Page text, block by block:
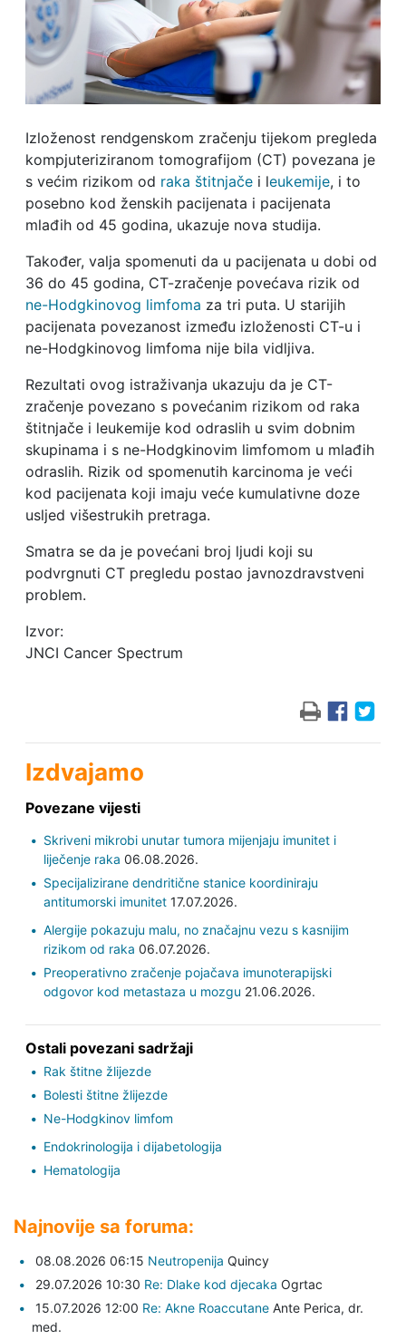
Izloženost rendgenskom zračenju tijekom pregleda
kompjuteriziranom tomografijom (CT) povezana je
s većim rizikom od raka štitnjačei leukemije, i to
posebno kod ženskih pacijenata i pacijenata
mlađih od 45 godina, ukazuje nova studija.
Također, valja spomenuti da u pacijenata u dobi od
36 do 45 godina, CT-zračenje povećava rizik od
ne-Hodgkinovog limfoma za tri puta. U starijih
pacijenata povezanost između izloženosti CT-u i
ne-Hodgkinovog limfoma nije bila vidljiva.
Rezultati ovog istraživanja ukazuju da je CT-
zračenje povezano s povećanim rizikom od raka
štitnjače i leukemije kod odraslih u svim dobnim
skupinama i s ne-Hodgkinovim limfomom u mlađih
odraslih. Rizik od spomenutih karcinoma je veći
kod pacijenata koji imaju veće kumulativne doze
usljed višestrukih pretraga.
Smatra se da je povećani broj ljudi koji su
podvrgnuti CT pregledu postao javnozdravstveni
problem.
Izvor:
JNCI Cancer Spectrum
Izdvajamo
Povezane vijesti
Skriveni mikrobi unutar tumora mijenjaju imunitet i
liječenje raka 06.08.2026.
Specijalizirane dendritične stanice koordiniraju
antitumorski imunitet17.07.2026.
Alergije pokazuju malu, no značajnu vezu s kasnijim
rizikom od raka 06.07.2026.
Preoperativno zračenje pojačava imunoterapijski
odgovor kod metastaza u mozgu 21.06.2026.
Ostali povezani sadržaji
Rak štitne žlijezde
Bolesti štitne žlijezde
Ne-Hodgkinov limfom
Endokrinologija i dijabetologija
Hematologija
Najnovije sa foruma:
08.08.2026 06:15 Neutropenija Quincy
29.07.2026 10:30 Re: Dlake kod djecaka Ogrtac
15.07.2026 12:00 Re: Akne Roaccutane Ante Perica, dr.
med.